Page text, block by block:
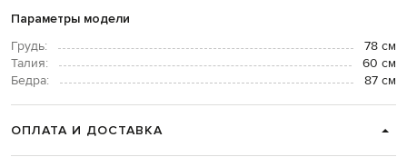
Параметры модели
Грудь:
78 см
Талия:
60 см
Бедра:
87 см
ОПЛАТА И ДОСТАВКА